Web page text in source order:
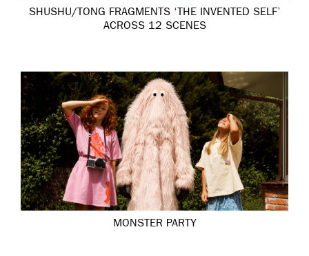
SHUSHU/TONG FRAGMENTS ‘THE INVENTED SELF’
ACROSS 12 SCENES
MONSTER PARTY